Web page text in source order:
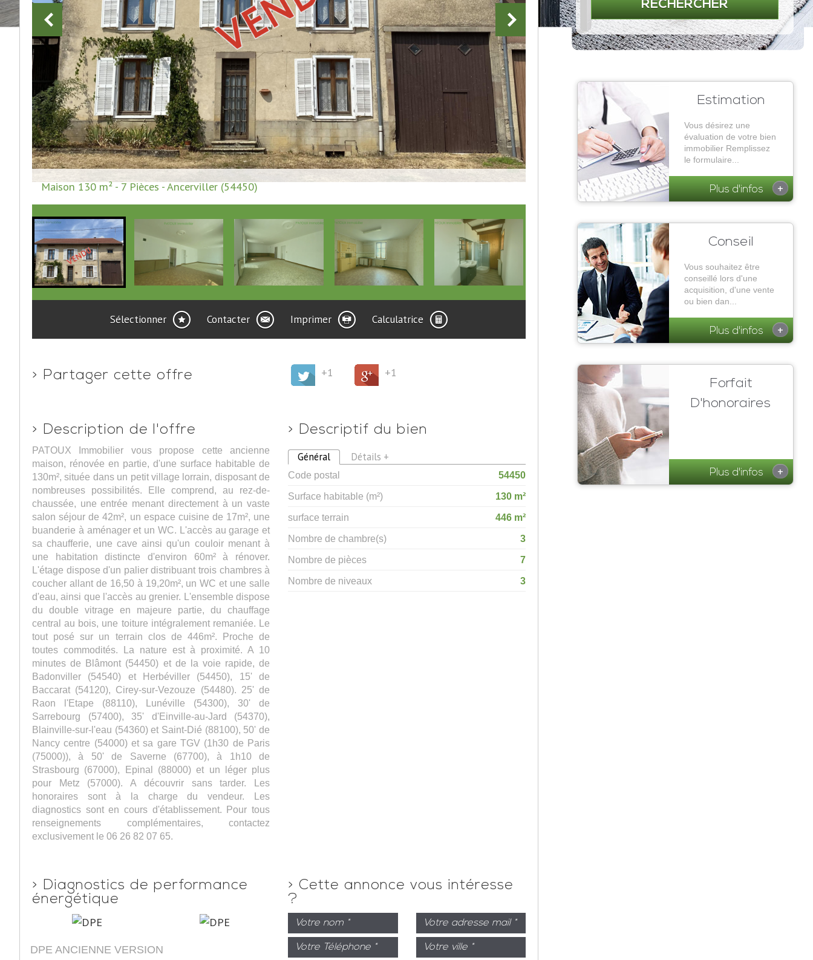
RECHERCHER
Maison 130 m² - 7 Pièces - Ancerviller (54450)
Sélectionner Contacter Imprimer Calculatrice
> Partager cette offre +1 +1
> Description de l'offre
PATOUX Immobilier vous propose cette ancienne
maison, rénovée en partie, d'une surface habitable de
130m², située dans un petit village lorrain, disposant de
nombreuses possibilités. Elle comprend, au rez-de-
chaussée, une entrée menant directement à un vaste
salon séjour de 42m², un espace cuisine de 17m², une
buanderie à aménager et un WC. L'accès au garage et
sa chaufferie, une cave ainsi qu'un couloir menant à
une habitation distincte d'environ 60m² à rénover.
L'étage dispose d'un palier distribuant trois chambres à
coucher allant de 16,50 à 19,20m², un WC et une salle
d'eau, ainsi que l'accès au grenier. L'ensemble dispose
du double vitrage en majeure partie, du chauffage
central au bois, une toiture intégralement remaniée. Le
tout posé sur un terrain clos de 446m². Proche de
toutes commodités. La nature est à proximité. A 10
minutes de Blâmont (54450) et de la voie rapide, de
Badonviller (54540) et Herbéviller (54450), 15' de
Baccarat (54120), Cirey-sur-Vezouze (54480). 25' de
Raon l'Etape (88110), Lunéville (54300), 30' de
Sarrebourg (57400), 35' d'Einville-au-Jard (54370),
Blainville-sur-l'eau (54360) et Saint-Dié (88100), 50' de
Nancy centre (54000) et sa gare TGV (1h30 de Paris
(75000)), à 50' de Saverne (67700), à 1h10 de
Strasbourg (67000), Epinal (88000) et un léger plus
pour Metz (57000). A découvrir sans tarder. Les
honoraires sont à la charge du vendeur. Les
diagnostics sont en cours d'établissement. Pour tous
renseignements complémentaires, contactez
exclusivement le 06 26 82 07 65.
> Descriptif du bien
Général Détails +
Code postal
54450
Surface habitable (m²)
130 m²
surface terrain
446 m²
Nombre de chambre(s)
3
Nombre de pièces
7
Nombre de niveaux
3
> Diagnostics de performance
énergétique
DPE ANCIENNE VERSION
>Cette annonce vous intéresse
?
Estimation
Vous désirez une
évaluation de votre bien
immobilier Remplissez
le formulaire...
Plus d'infos +
Conseil
Vous souhaitez être
conseillé lors d'une
acquisition, d'une vente
ou bien dan...
Plus d'infos +
Forfait
D'honoraires
Plus d'infos +